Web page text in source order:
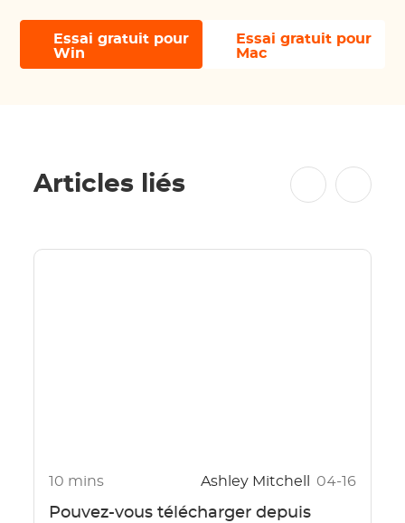
Essai gratuit pour
Win
Essai gratuit pour
Mac
Articles liés
10 mins Ashley Mitchell 04-16
Pouvez-vous télécharger depuis